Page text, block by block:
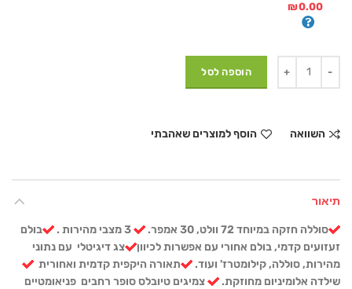
₪0.00
הוספה לסל
השוואה הוסף למוצרים שאהבתי
תיאור
סוללה חזקה במיוחד 72 וולט, 30 אמפר.
בולם
זעזועים קדמי, בולם אחורי עם אפשרות לכיוון
צג דיגיטלי עם נתוני
מהירות, סוללה, קילומטרז' ועוד.
תאורה היקפית קדמית ואחורית
שילדה אלומיניום מחוזקת.
צמיגים טיובלס סופר רחבים פניאומטיים